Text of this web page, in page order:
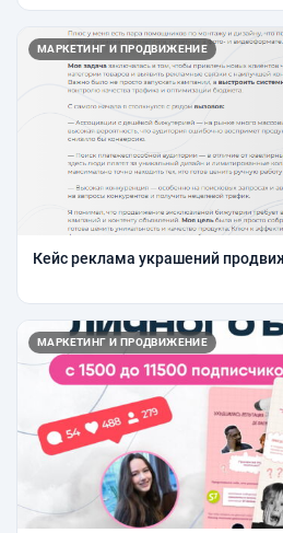
МАРКЕТИНГ И ПРОДВИЖЕНИЕ
Кейс реклама украшений
МАРКЕТИНГ И ПРОДВИЖЕНИЕ